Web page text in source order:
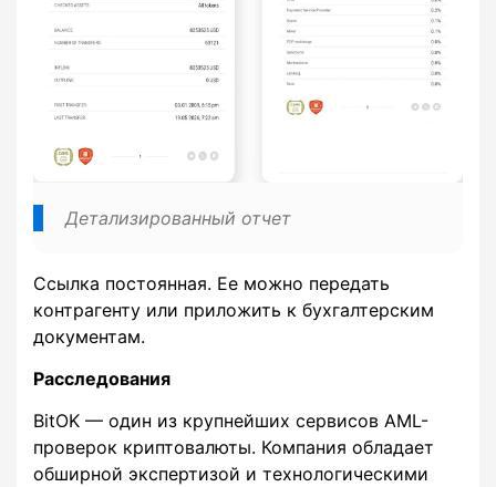
Детализированный отчет
Ссылка постоянная. Ее можно передать
контрагенту или приложить к бухгалтерским
документам.
Расследования
BitOK — один из крупнейших сервисов AML-
проверок криптовалюты. Компания обладает
обширной экспертизой и технологическими